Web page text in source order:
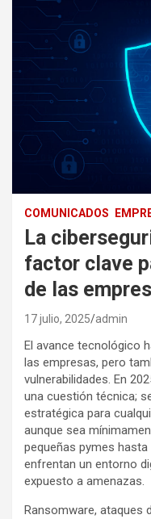
COMUNICADOS
La
factor clave
de las
17 julio, 2025 admin
El avance tecnológico
las empresas, pero
vulnerabilidades. En
una cuestión técnica;
estratégica para
aunque sea
pequeñas pymes
enfrentan un entorno
expuesto a amenazas.
Ransomware, ataques